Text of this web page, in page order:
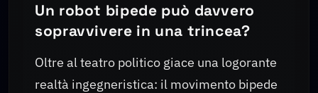
Un robot bipede può davvero
sopravvivere in una trincea?
Oltre al teatro politico giace una logorante
realtà ingegneristica: il movimento bipede